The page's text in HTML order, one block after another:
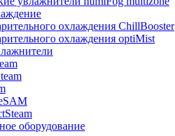
охлаждения ChillBooster
охлаждения optiMist
оборудование